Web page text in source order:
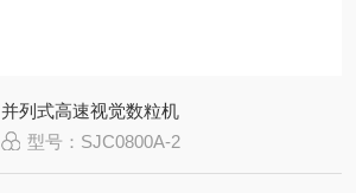
并列式高速视觉数粒机
型号：SJC0800A-2